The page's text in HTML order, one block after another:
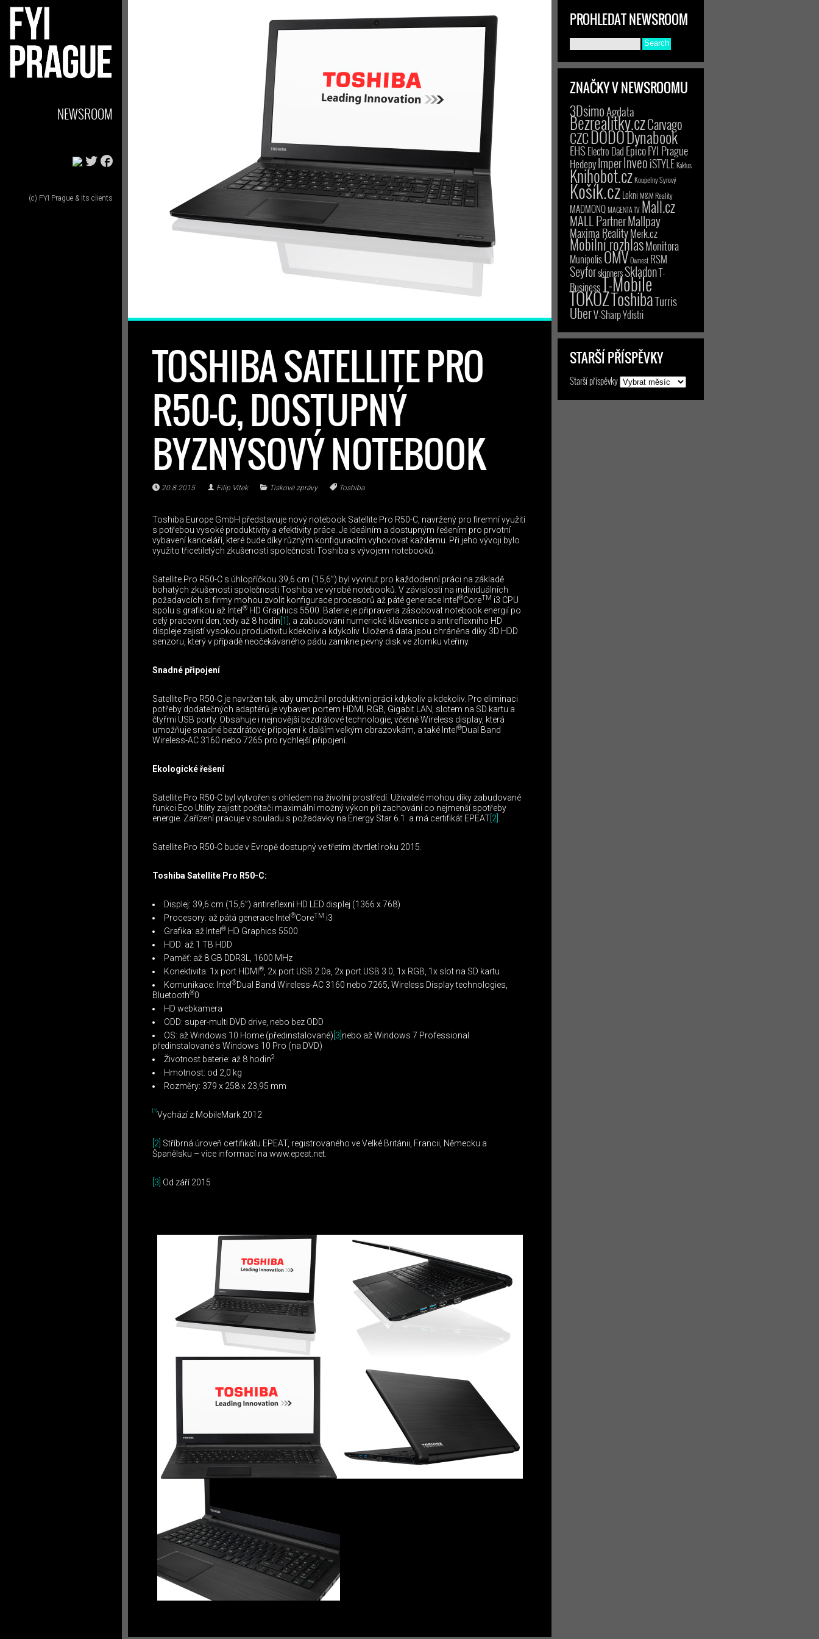
NEWSROOM
(c) FYI Prague & its clients
TOSHIBA SATELLITE PRO
R50-C, DOSTUPNÝ
BYZNYSOVÝ NOTEBOOK
20.8.2015 Filip Vítek Tiskové zprávy Toshiba
Toshiba Europe GmbH představuje nový notebook Satellite Pro R50-C, navržený pro firemní využití
s potřebou vysoké produktivity a efektivity práce. Je ideálním a dostupným řešením pro prvotní
vybavení kanceláří, které bude díky různým konfiguracím vyhovovat každému. Při jeho vývoji bylo
využito třicetiletých zkušeností společnosti Toshiba s vývojem notebooků.
Satellite Pro R50-C s úhlopříčkou 39,6 cm (15,6”) byl vyvinut pro každodenní práci na základě
bohatých zkušeností společnosti Toshiba ve výrobě notebooků. V závislosti na individuálních
požadavcích si firmy mohou zvolit konfigurace procesorů až páté generace Intel ®CoreTM i3 CPU
spolu s grafikou až Intel ® HD Graphics 5500. Baterie je připravena zásobovat notebook energií po
celý pracovní den, tedy až 8 hodin [1]
, a zabudování numerické klávesnice a antireflexního HD
displeje zajistí vysokou produktivitu kdekoliv a kdykoliv. Uložená data jsou chráněna díky 3D HDD
senzoru, který v případě neočekávaného pádu zamkne pevný disk ve zlomku vteřiny.
Snadné připojení
Satellite Pro R50-C je navržen tak, aby umožnil produktivní práci kdykoliv a kdekoliv. Pro eliminaci
potřeby dodatečných adaptérů je vybaven portem HDMI, RGB, Gigabit LAN, slotem na SD kartu a
čtyřmi USB porty. Obsahuje i nejnovější bezdrátové technologie, včetně Wireless display, která
umožňuje snadné bezdrátové připojení k dalším velkým obrazovkám, a také Intel ®Dual Band
Wireless-AC 3160 nebo 7265 pro rychlejší připojení.
Ekologické řešení
Satellite Pro R50-C byl vytvořen s ohledem na životní prostředí. Uživatelé mohou díky zabudované
funkci Eco Utility zajistit počítači maximální možný výkon při zachování co nejmenší spotřeby
energie. Zařízení pracuje v souladu s požadavky na Energy Star 6.1. a má certifikát EPEAT [2]
Satellite Pro R50-C bude v Evropě dostupný ve třetím čtvrtletí roku 2015.
Toshiba Satellite Pro R50-C:
Displej: 39,6 cm (15,6”) antireflexní HD LED displej (1366 x 768)
Procesory: až pátá generace Intel ®CoreTM i3
Grafika: až Intel ® HD Graphics 5500
HDD: až 1 TB HDD
Paměť: až 8 GB DDR3L, 1600 MHz
Konektivita: 1x port HDMI ® , 2x port USB 2.0a, 2x port USB 3.0, 1x RGB, 1x slot na SD kartu
Komunikace: Intel ®Dual Band Wireless-AC 3160 nebo 7265, Wireless Display technologies,
Bluetooth®0
HD webkamera
ODD: super-multi DVD drive, nebo bez ODD
OS: až Windows 10 Home (předinstalované) [3] nebo až Windows 7 Professional
předinstalované s Windows 10 Pro (na DVD)
Životnost baterie: až 8 hodin2
Hmotnost: od 2,0 kg
Rozměry: 379 x 258 x 23,95 mm
[1] Vychází z MobileMark 2012
[2] Stříbrná úroveň certifikátu EPEAT, registrovaného ve Velké Británii, Francii, Německu a
Španělsku – více informací na www.epeat.net.
[3] Od září 2015
PROHLEDAT NEWSROOM
ZNAČKY V NEWSROOMU
3DsimoAgdata
Bezrealitky.czCarvago
CZCDODODynabook
EHSElectro Dad EpicoFYI Prague
HedepyImperInveoiSTYLEKaktus
Knihobot.czKoupelny Syrový
Košík.czLokni M&M Reality
MADMONQMAGENTA TV Mall.cz
MALL PartnerMallpay
Maxima RealityMerk.cz
Mobilní rozhlasMonitora
MunipolisOMVOwnest RSM
SeyforskinnersSkladonT-
BusinessT-Mobile
TOKOZToshibaTurris
UberV-SharpYdistri
STARŠÍ PŘÍSPĚVKY
Starší příspěvky